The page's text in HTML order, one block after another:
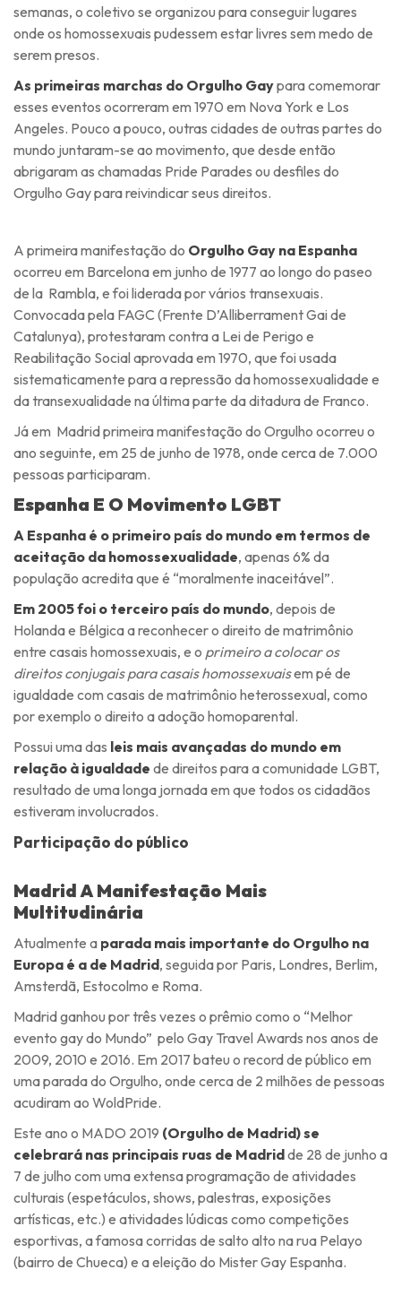
semanas, o coletivo se organizou para conseguir lugares
onde os homossexuais pudessem estar livres sem medo de
serem presos.
As primeiras marchas do Orgulho Gaypara comemorar
esses eventos ocorreram em 1970 em Nova York e Los
Angeles. Pouco a pouco, outras cidades de outras partes do
mundo juntaram-se ao movimento, que desde então
abrigaram as chamadas Pride Parades ou desfiles do
Orgulho Gay para reivindicar seus direitos.
A primeira manifestação do Orgulho Gay na Espanha
ocorreu em Barcelona em junho de 1977 ao longo do paseo
de la Rambla, e foi liderada por vários transexuais.
Convocada pela FAGC (Frente D’Alliberrament Gai de
Catalunya), protestaram contra a Lei de Perigo e
Reabilitação Social aprovada em 1970, que foi usada
sistematicamente para a repressão da homossexualidade e
da transexualidade na última parte da ditadura de Franco.
Já em Madrid primeira manifestação do Orgulho ocorreu o
ano seguinte, em 25 de junho de 1978, onde cerca de 7.000
pessoas participaram.
Espanha E O Movimento LGBT
A Espanha é o primeiro país do mundo em termos de
aceitação da homossexualidade, apenas 6% da
população acredita que é “moralmente inaceitável”.
Em 2005 foi o terceiro país do mundo, depois de
Holanda e Bélgica a reconhecer o direito de matrimônio
entre casais homossexuais, e o primeiro a colocar os
direitos conjugais para casais homossexuaisem pé de
igualdade com casais de matrimônio heterossexual, como
por exemplo o direito a adoção homoparental.
Possui uma das leis mais avançadas do mundo em
relação à igualdade de direitos para a comunidade LGBT,
resultado de uma longa jornada em que todos os cidadãos
estiveram involucrados.
Participação do público
Madrid A Manifestação Mais
Multitudinária
Atualmente a parada mais importante do Orgulho na
Europa é a de Madrid, seguida por Paris, Londres, Berlim,
Amsterdã, Estocolmo e Roma.
Madrid ganhou por três vezes o prêmio como o “Melhor
evento gay do Mundo” pelo Gay Travel Awards nos anos de
2009, 2010 e 2016. Em 2017 bateu o record de público em
uma parada do Orgulho, onde cerca de 2 milhões de pessoas
acudiram ao WoldPride.
Este ano o MADO 2019 (Orgulho de Madrid) se
celebrará nas principais ruas de Madridde 28 de junho a
7 de julho com uma extensa programação de atividades
culturais (espetáculos, shows, palestras, exposições
artísticas, etc.) e atividades lúdicas como competições
esportivas, a famosa corridas de salto alto na rua Pelayo
(bairro de Chueca) e a eleição do Mister Gay Espanha.